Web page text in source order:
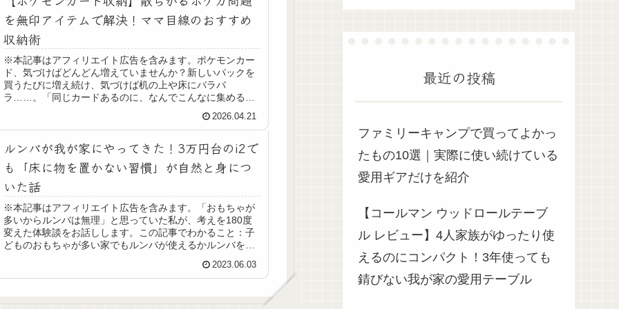
を無印アイテムで解決！ママ目線のおすすめ
収納術
※本記事はアフィリエイト広告を含みます。ポケモンカー
ド、気づけばどんどん増えていませんか？新しいパックを
買うたびに増え続け、気づけば机の上や床にバラバ
ラ……。「同じカードあるのに、なんでこんなに集める
2026.04.21
ルンバが我が家にやってきた！3万円台のi2で
も「床に物を置かない習慣」が自然と身につ
いた話
※本記事はアフィリエイト広告を含みます。「おもちゃが
多いからルンバは無理」と思っていた私が、考えを180度
変えた体験談をお話しします。この記事でわかること：子
どものおもちゃが多い家でもルンバが使えるかルンバを使
2023.06.03
最近の投稿
ファミリーキャンプで買ってよかっ
たもの10選｜実際に使い続けている
愛用ギアだけを紹介
【コールマン ウッドロールテーブ
ル レビュー】4人家族がゆったり使
えるのにコンパクト！3年使っても
錆びない我が家の愛用テーブル